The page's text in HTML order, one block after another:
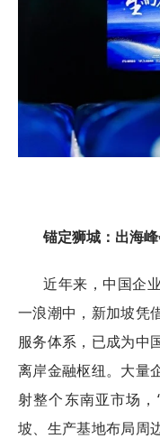
锚定狮城：出海
近年来，中国企
一浪潮中，新加坡凭
服务体系，已成为中
离岸金融枢纽。大量
射整个东南亚市场
坡、生产基地布局